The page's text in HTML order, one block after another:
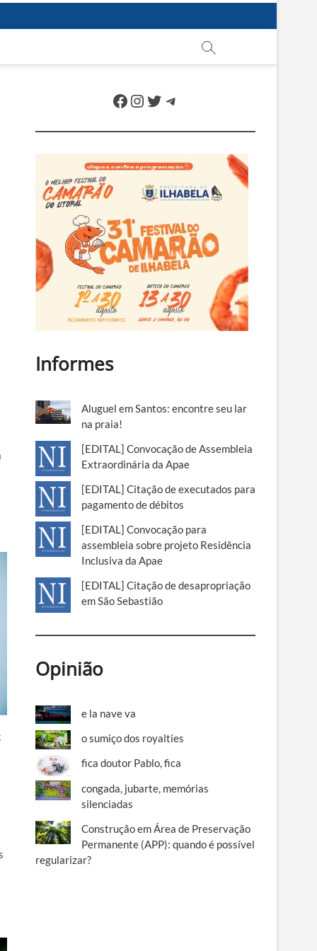
Facebook
Instagram
Twitter
Telegram
Informes
Aluguel em Santos: encontre seu lar
na praia!
[EDITAL] Convocação de Assembleia
Extraordinária da Apae
[EDITAL] Citação de executados para
pagamento de débitos
[EDITAL] Convocação para
assembleia sobre projeto Residência
Inclusiva da Apae
[EDITAL] Citação de desapropriação
em São Sebastião
Opinião
e la nave va
o sumiço dos royalties
fica doutor Pablo, fica
congada, jubarte, memórias
silenciadas
Construção em Área de Preservação
Permanente (APP): quando é possível
regularizar?